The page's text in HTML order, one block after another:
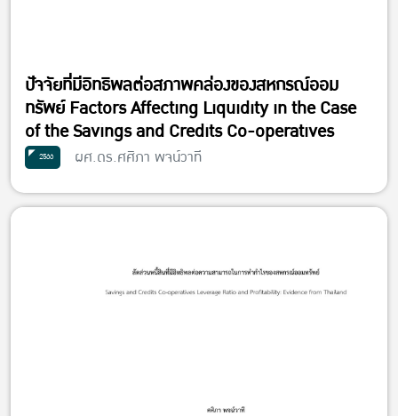
ปัจจัยที่มีอิทธิพลต่อสภาพคล่องของสหกรณ์ออม
ทรัพย์ Factors Affecting Liquidity in the Case
of the Savings and Credits Co-operatives
2566 ผศ.ดร.ศศิภา พจน์วาที